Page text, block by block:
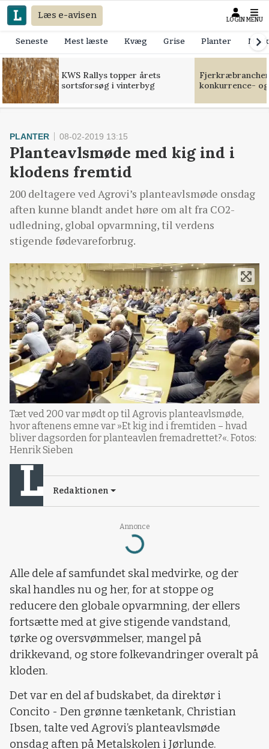
Læs e-avisen LOGIN MENU
Seneste Mest læste Kvæg Grise Planter
KWS Rallys topper årets
sortsforsøg i vinterbyg
konkurrence-
Annonce
Loading...
PLANTER 08-02-2019 13:15
Planteavlsmøde med kig ind i
klodens fremtid
200 deltagere ved Agrovi’s planteavlsmøde onsdag
aften kunne blandt andet høre om alt fra CO2-
udledning, global opvarmning, til verdens
stigende fødevareforbrug.
Tæt ved 200 var mødt op til Agrovis planteavlsmøde,
hvor aftenens emne var »Et kig ind i fremtiden – hvad
bliver dagsorden for planteavlen fremadrettet?«. Fotos:
Henrik Sieben
Redaktionen
Alle dele af samfundet skal medvirke, og der
skal handles nu og her, for at stoppe og
reducere den globale opvarmning, der ellers
fortsætte med at give stigende vandstand,
tørke og oversvømmelser, mangel på
drikkevand, og store folkevandringer overalt på
kloden.
Det var en del af budskabet, da direktør i
Concito - Den grønne tænketank, Christian
Ibsen, talte ved Agrovi’s planteavlsmøde
onsdag aften på Metalskolen i Jørlunde.